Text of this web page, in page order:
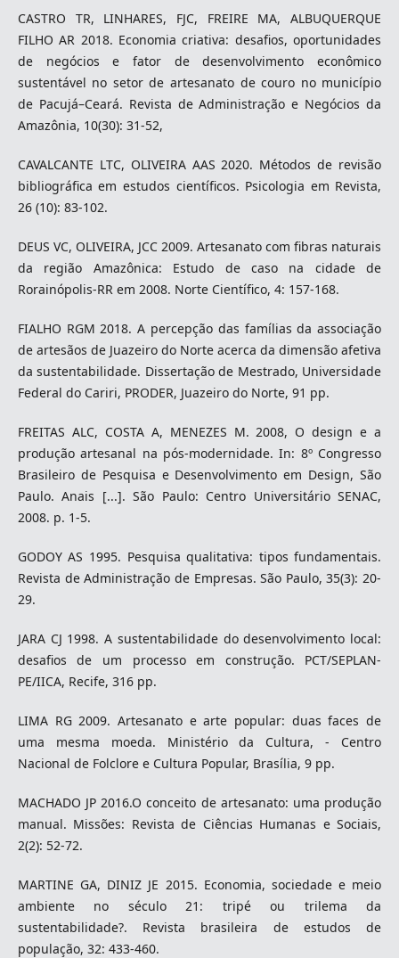
CASTRO TR, LINHARES, FJC, FREIRE MA, ALBUQUERQUE
FILHO AR 2018. Economia criativa: desafios, oportunidades
de negócios e fator de desenvolvimento econômico
sustentável no setor de artesanato de couro no município
de Pacujá–Ceará. Revista de Administração e Negócios da
Amazônia, 10(30): 31-52,
CAVALCANTE LTC, OLIVEIRA AAS 2020. Métodos de revisão
bibliográfica em estudos científicos. Psicologia em Revista,
26 (10): 83-102.
DEUS VC, OLIVEIRA, JCC 2009. Artesanato com fibras naturais
da região Amazônica: Estudo de caso na cidade de
Rorainópolis-RR em 2008. Norte Científico, 4: 157-168.
FIALHO RGM 2018. A percepção das famílias da associação
de artesãos de Juazeiro do Norte acerca da dimensão afetiva
da sustentabilidade. Dissertação de Mestrado, Universidade
Federal do Cariri, PRODER, Juazeiro do Norte, 91 pp.
FREITAS ALC, COSTA A, MENEZES M. 2008, O design e a
produção artesanal na pós-modernidade. In: 8º Congresso
Brasileiro de Pesquisa e Desenvolvimento em Design, São
Paulo. Anais [...]. São Paulo: Centro Universitário SENAC,
2008. p. 1-5.
GODOY AS 1995. Pesquisa qualitativa: tipos fundamentais.
Revista de Administração de Empresas. São Paulo, 35(3): 20-
29.
JARA CJ 1998. A sustentabilidade do desenvolvimento local:
desafios de um processo em construção. PCT/SEPLAN-
PE/IICA, Recife, 316 pp.
LIMA RG 2009. Artesanato e arte popular: duas faces de
uma mesma moeda. Ministério da Cultura, - Centro
Nacional de Folclore e Cultura Popular, Brasília, 9 pp.
MACHADO JP 2016.O conceito de artesanato: uma produção
manual. Missões: Revista de Ciências Humanas e Sociais,
2(2): 52-72.
MARTINE GA, DINIZ JE 2015. Economia, sociedade e meio
ambiente no século 21: tripé ou trilema da
sustentabilidade?. Revista brasileira de estudos de
população, 32: 433-460.